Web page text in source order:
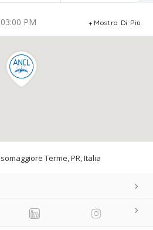
PM Mostra Di Più
Terme, PR, Italia